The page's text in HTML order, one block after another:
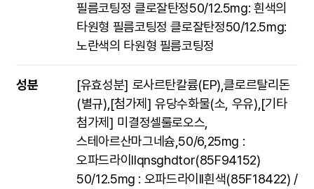
필름코팅정 클로잘탄정50/12.5mg: 흰색의
타원형 필름코팅정 클로잘탄정50/12.5mg:
노란색의 타원형 필름코팅정
성분
[유효성분] 로사르탄칼륨(EP),클로르탈리돈
(별규),[첨가제] 유당수화물(소, 우유),[기타
첨가제] 미결정셀룰로오스,
스테아르산마그네슘,50/6,25mg :
오파드라이IIqnsghdtor(85F94152)
50/12.5mg : 오파드라이II흰색(85F18422) /